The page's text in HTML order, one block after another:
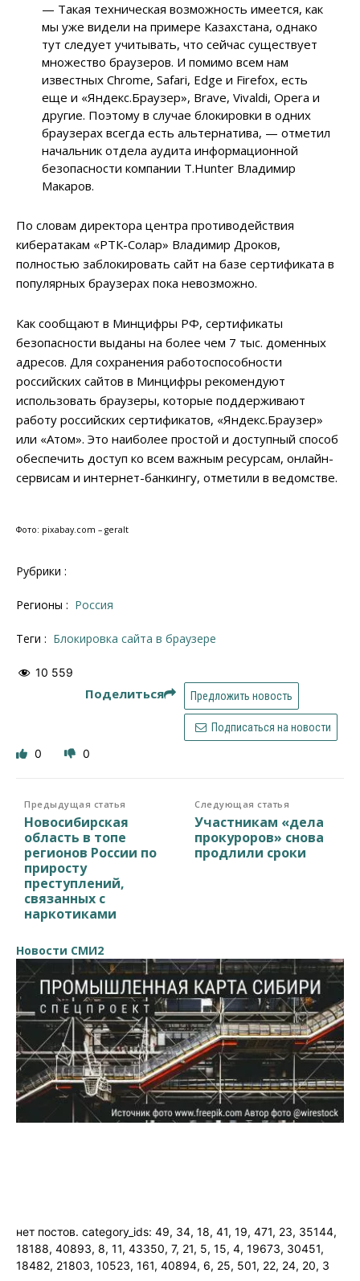
— Такая техническая возможность имеется, как
мы уже видели на примере Казахстана, однако
тут следует учитывать, что сейчас существует
множество браузеров. И помимо всем нам
известных Chrome, Safari, Edge и Firefox, есть
еще и «Яндекс.Браузер», Brave, Vivaldi, Opera и
другие. Поэтому в случае блокировки в одних
браузерах всегда есть альтернатива, — отметил
начальник отдела аудита информационной
безопасности компании T.Hunter Владимир
Макаров.
По словам директора центра противодействия
кибератакам «РТК-Солар» Владимир Дроков,
полностью заблокировать сайт на базе сертификата в
популярных браузерах пока невозможно.
Как сообщают в Минцифры РФ, сертификаты
безопасности выданы на более чем 7 тыс. доменных
адресов. Для сохранения работоспособности
российских сайтов в Минцифры рекомендуют
использовать браузеры, которые поддерживают
работу российских сертификатов, «Яндекс.Браузер»
или «Атом». Это наиболее простой и доступный способ
обеспечить доступ ко всем важным ресурсам, онлайн-
сервисам и интернет-банкингу, отметили в ведомстве.
Фото: pixabay.com – geralt
Рубрики :
Регионы : Россия
Теги : Блокировка сайта в браузере
10 559
Поделиться Предложить новость
Подписаться на новости
0 0
Предыдущая статья
Новосибирская
область в топе
регионов России по
приросту
преступлений,
связанных с
наркотиками
Следующая статья
Участникам «дела
прокуроров» снова
продлили сроки
Новости СМИ2
нет постов. category_ids: 49, 34, 18, 41, 19, 471, 23, 35144,
18188, 40893, 8, 11, 43350, 7, 21, 5, 15, 4, 19673, 30451,
18482, 21803, 10523, 161, 40894, 6, 25, 501, 22, 24, 20, 3